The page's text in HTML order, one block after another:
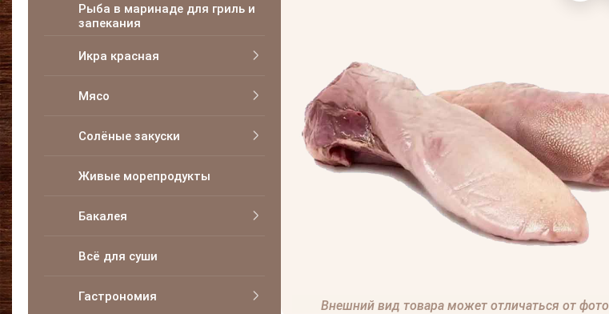
Рыба в маринаде для гриль и
запекания
Икра красная
Мясо
Солёные закуски
Живые морепродукты
Бакалея
Всё для суши
Гастрономия
Внешний вид товара может отличаться от фото